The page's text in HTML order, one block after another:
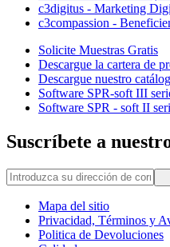
c3digitus - Marketing
c3compassion -
Solicite Muestras Gratis
Descargue la cartera de
Descargue nuestro
Software SPR-soft III
Software SPR - soft II
Suscríbete a
Mapa del sitio
Privacidad, Términos y
Politica de Devoluciones